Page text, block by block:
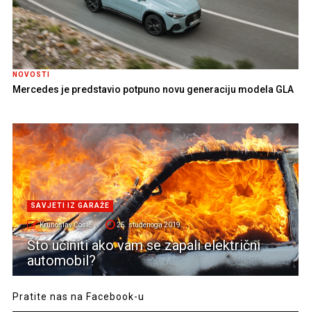
NOVOSTI
Mercedes je predstavio potpuno novu generaciju modela GLA
SAVJETI IZ GARAŽE
Krunoslav Ćosić 25. studenoga 2019.
Što učiniti ako vam se zapali električni
automobil?
Pratite nas na Facebook-u